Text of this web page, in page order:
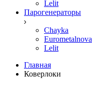
Lelit
Парогенераторы
Chayka
Eurometalnova
Lelit
Главная
Коверлоки